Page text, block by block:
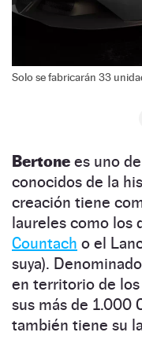
Solo se fabricarán 33
Bertone es uno
conocidos de la
creación tiene
laureles como los
Countach o el
suya). Denominado
en territorio de
sus más de 1.000
también tiene su